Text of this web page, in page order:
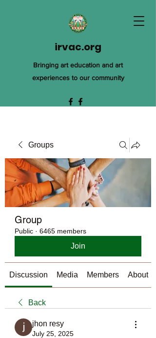
irvac.org
Bringing art education and art
experiences to our community
Groups
Group
Public · 6465 members
Join
Discussion Media Members About
Back
jhon resy
July 25, 2025